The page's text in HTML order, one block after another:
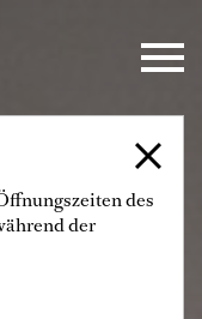
des
der